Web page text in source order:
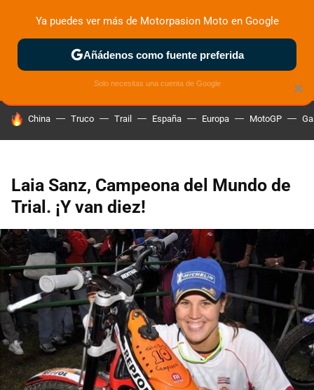
ZONA DE PRUEBAS DEPORTIVAS MOTOS ELÉCTRICAS
HOY SE HABLA DE
China Truco Trail España Europa MotoGP
Laia Sanz, Campeona del Mundo de
Trial. ¡Y van diez!
×
Ya puedes ver más de Motorpasion Moto en Google
Añádenos como fuente preferida
Solo necesitas una cuenta de Google